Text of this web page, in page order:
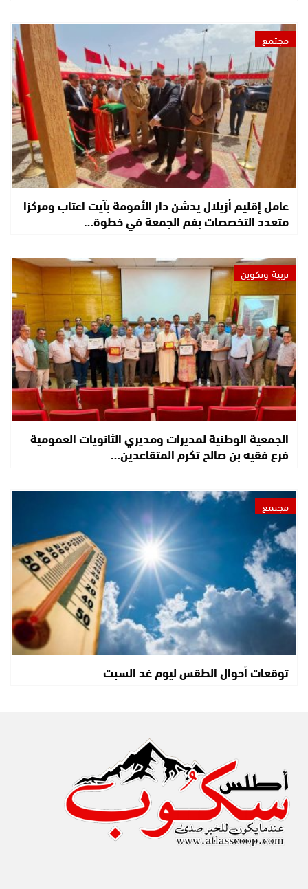
مجتمع
عامل إقليم أزيلال يدشن دار الأمومة بآيت اعتاب ومركزا
متعدد التخصصات بفم الجمعة في خطوة…
تربية وتكوين
الجمعية الوطنية لمديرات ومديري الثانويات العمومية
فرع فقيه بن صالح تكرم المتقاعدين…
مجتمع
توقعات أحوال الطقس ليوم غد السبت